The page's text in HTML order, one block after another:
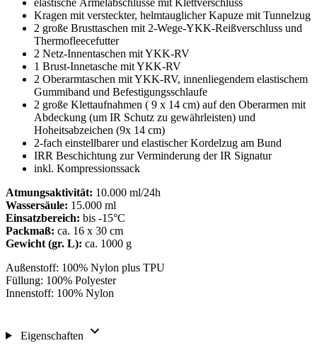
Kragen mit versteckter, helmtauglicher Kapuze mit Tunnelzug
2 große Brusttaschen mit 2-Wege-YKK-Reißverschluss und
Thermofleecefutter
2 Netz-Innentaschen mit YKK-RV
1 Brust-Innetasche mit YKK-RV
2 Oberarmtaschen mit YKK-RV, innenliegendem elastischem
Gummiband und Befestigungsschlaufe
2 große Klettaufnahmen ( 9 x 14 cm) auf den Oberarmen mit
Abdeckung (um IR Schutz zu gewährleisten) und
Hoheitsabzeichen (9x 14 cm)
2-fach einstellbarer und elastischer Kordelzug am Bund
IRR Beschichtung zur Verminderung der IR Signatur
inkl. Kompressionssack
Atmungsaktivität: 10.000 ml/24h
Wassersäule: 15.000 ml
Einsatzbereich: bis -15°C
Packmaß: ca. 16 x 30 cm
Gewicht (gr. L): ca. 1000 g
Außenstoff: 100% Nylon plus TPU
Füllung: 100% Polyester
Innenstoff: 100% Nylon
Eigenschaften